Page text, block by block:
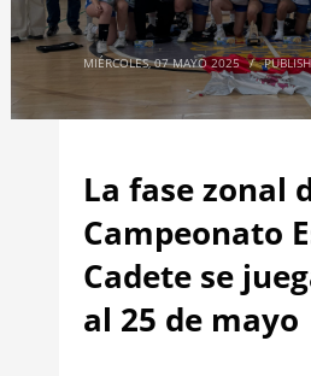
MIÉRCOLES, 07 MAYO 2025 /
La fase zonal
Campeonato
Cadete se
al 25 de mayo